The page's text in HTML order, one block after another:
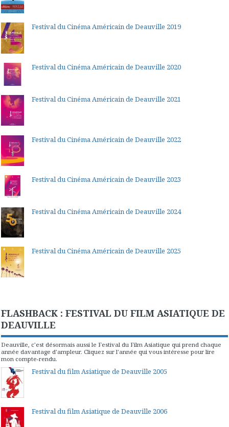
Festival du Cinéma Américain de Deauville 2019
Festival du Cinéma Américain de Deauville 2020
Festival du Cinéma Américain de Deauville 2021
Festival du Cinéma Américain de Deauville 2022
Festival du Cinéma Américain de Deauville 2023
Festival du Cinéma Américain de Deauville 2024
Festival du Cinéma Américain de Deauville 2025
FLASHBACK : FESTIVAL DU FILM ASIATIQUE DE
DEAUVILLE
Deauville, c'est désormais aussi le Festival du Film Asiatique qui prend chaque
année davantage d'ampleur. Cliquez sur l'année qui vous intéresse pour lire
mon compte-rendu.
Festival du film Asiatique de Deauville 2005
Festival du film Asiatique de Deauville 2006